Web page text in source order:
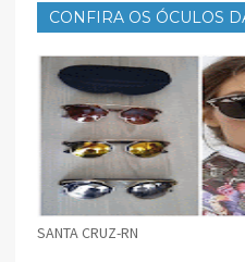
CONFIRA OS ÓCULOS
SANTA CRUZ-RN